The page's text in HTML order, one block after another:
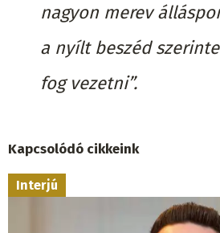
nagyon merev
a nyílt beszéd
fog vezetni”.
Kapcsolódó cikkeink
Interjú